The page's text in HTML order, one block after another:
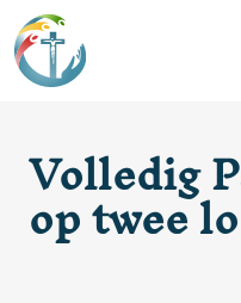
Volledig
op twee